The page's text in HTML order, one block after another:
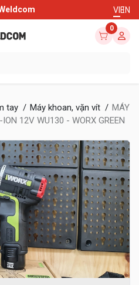
VIEN
0
tay Máy khoan, vặn vít
MÁY
12V WU130 - WORX GREEN